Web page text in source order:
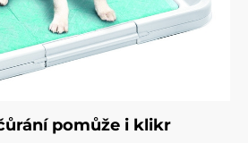
pomůže i klikr